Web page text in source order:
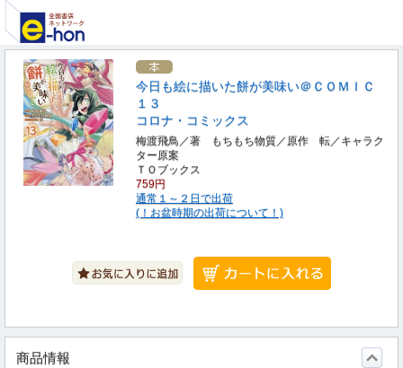
今日も絵に描いた餅が美味い＠ＣＯＭＩＣ
１３
コロナ・コミックス
梅渡飛鳥／著 もちもち物質／原作 転／キャラク
ター原案
ＴＯブックス
759円
通常１～２日で出荷
(！お盆時期の出荷について！)
商品情報